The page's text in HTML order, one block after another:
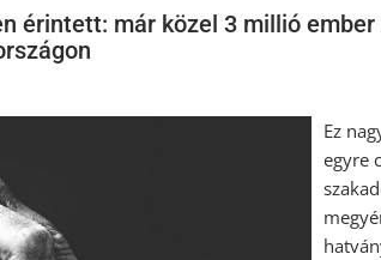
érintett: már közel 3 millió
Ez
egyre